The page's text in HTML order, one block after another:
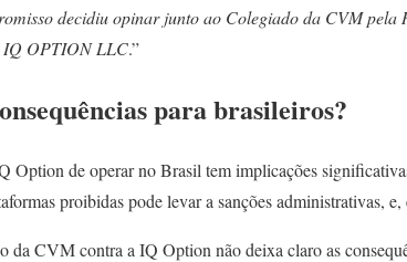
decidiu opinar junto ao Colegiado da CVM
IQ OPTION LLC.”
para brasileiros?
Option de operar no Brasil tem implicações
proibidas pode levar a sanções administrativas,
da CVM contra a IQ Option não deixa claro as